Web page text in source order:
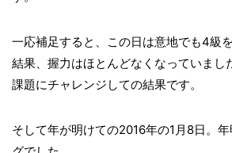
一応補足すると、この日は意地でも4級
結果、握力はほとんどなくなっていまし
課題にチャレンジしての結果です。
そして年が明けての2016年の1月8日。